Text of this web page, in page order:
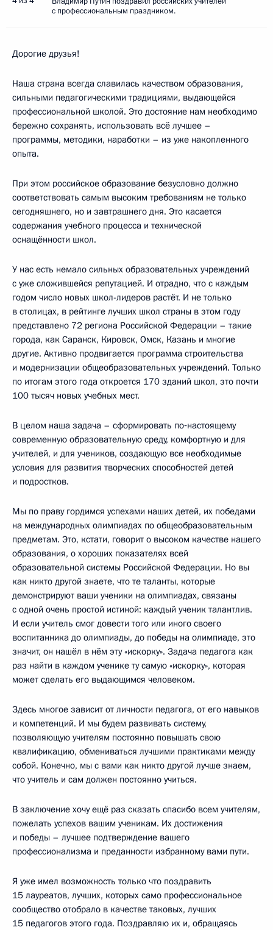
с профессиональным праздником.
Дорогие друзья!
Наша страна всегда славилась качеством образования,
сильными педагогическими традициями, выдающейся
профессиональной школой. Это достояние нам необходимо
бережно сохранять, использовать всё лучшее –
программы, методики, наработки – из уже накопленного
опыта.
При этом российское образование безусловно должно
соответствовать самым высоким требованиям не только
сегодняшнего, но и завтрашнего дня. Это касается
содержания учебного процесса и технической
оснащённости школ.
У нас есть немало сильных образовательных учреждений
с уже сложившейся репутацией. И отрадно, что с каждым
годом число новых школ-лидеров растёт. И не только
в столицах, в рейтинге лучших школ страны в этом году
представлено 72 региона Российской Федерации – такие
города, как Саранск, Кировск, Омск, Казань и многие
другие. Активно продвигается программа строительства
и модернизации общеобразовательных учреждений. Только
по итогам этого года откроется 170 зданий школ, это почти
100 тысяч новых учебных мест.
В целом наша задача – сформировать по‑настоящему
современную образовательную среду, комфортную и для
учителей, и для учеников, создающую все необходимые
условия для развития творческих способностей детей
и подростков.
Мы по праву гордимся успехами наших детей, их победами
на международных олимпиадах по общеобразовательным
предметам. Это, кстати, говорит о высоком качестве нашего
образования, о хороших показателях всей
образовательной системы Российской Федерации. Но вы
как никто другой знаете, что те таланты, которые
демонстрируют ваши ученики на олимпиадах, связаны
с одной очень простой истиной: каждый ученик талантлив.
И если учитель смог довести того или иного своего
воспитанника до олимпиады, до победы на олимпиаде, это
значит, он нашёл в нём эту «искорку». Задача педагога как
раз найти в каждом ученике ту самую «искорку», которая
может сделать его выдающимся человеком.
Здесь многое зависит от личности педагога, от его навыков
и компетенций. И мы будем развивать систему,
позволяющую учителям постоянно повышать свою
квалификацию, обмениваться лучшими практиками между
собой. Конечно, мы с вами как никто другой лучше знаем,
что учитель и сам должен постоянно учиться.
В заключение хочу ещё раз сказать спасибо всем учителям,
пожелать успехов вашим ученикам. Их достижения
и победы – лучшее подтверждение вашего
профессионализма и преданности избранному вами пути.
Я уже имел возможность только что поздравить
15 лауреатов, лучших, которых само профессиональное
сообщество отобрало в качестве таковых, лучших
15 педагогов этого года. Поздравляю их и, обращаясь